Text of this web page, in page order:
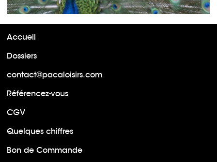
Accueil
Dossiers
contact@pacaloisirs.com
Référencez-vous
CGV
Quelques chiffres
Bon de Commande